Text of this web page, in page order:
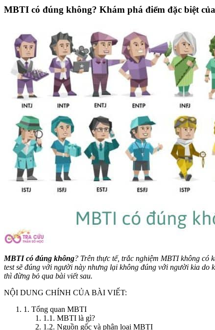
MBTI có đúng không? Khám phá điểm đặc biệt
MBTI có đúng không? Trên thực tế, trắc nghiệm MBTI không có
test sẽ đúng với người này nhưng lại không đúng với người kia do
thì đừng bỏ qua bài viết sau.
NỘI DUNG CHÍNH CỦA BÀI VIẾT:
1. Tổng quan MBTI
1.1. MBTI là gì?
1.2. Nguồn gốc và phân loại MBTI